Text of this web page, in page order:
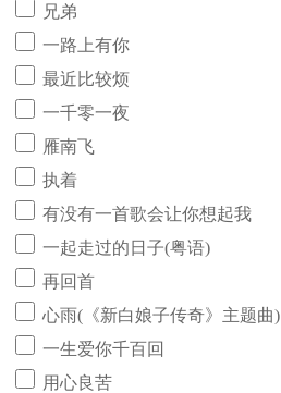
兄弟
一路上有你
最近比较烦
一千零一夜
雁南飞
执着
有没有一首歌会让你想起我
一起走过的日子(粤语)
再回首
心雨(《新白娘子传奇》主题曲)
一生爱你千百回
用心良苦